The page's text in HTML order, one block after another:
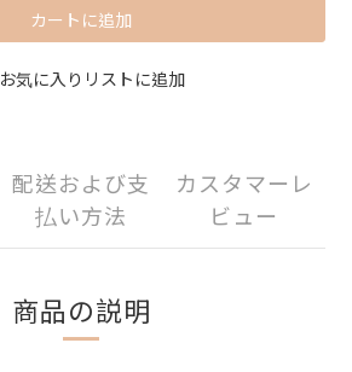
カートに追加
お気に入りリストに追加
配送および支
払い方法
カスタマーレ
ビュー
商品の説明